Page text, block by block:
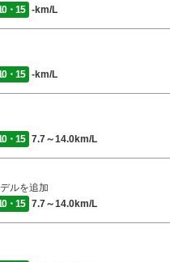
・15 -km/L
・15 -km/L
・15 7.7～14.0km/L
ルを追加
・15 7.7～14.0km/L